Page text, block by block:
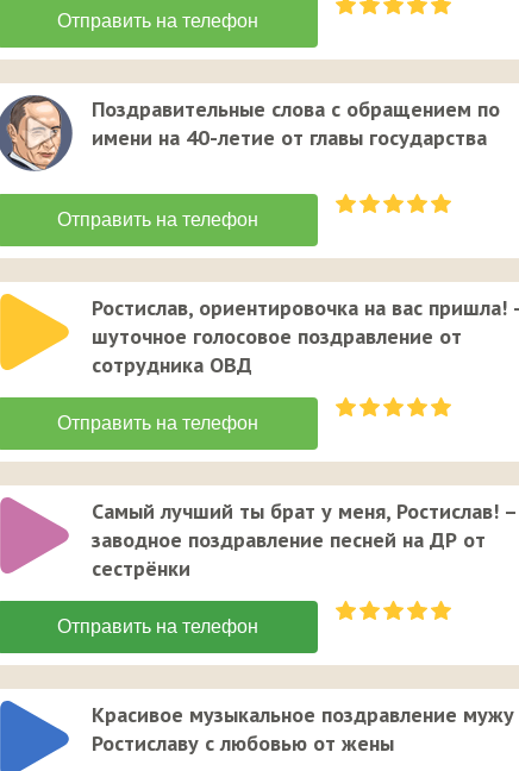
Поздравительные слова с обращением по
имени на 40-летие от главы государства
Ростислав, ориентировочка на вас пришла!
шуточное голосовое поздравление от
сотрудника ОВД
Самый лучший ты брат у меня, Ростислав! –
заводное поздравление песней на ДР от
сестрёнки
Красивое музыкальное поздравление мужу
Ростиславу с любовью от жены